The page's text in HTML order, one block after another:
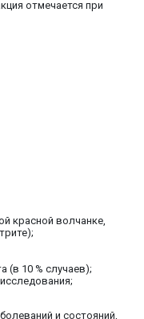
отмечается при
красной волчанке,
(в 10 % случаев);
и состояний,